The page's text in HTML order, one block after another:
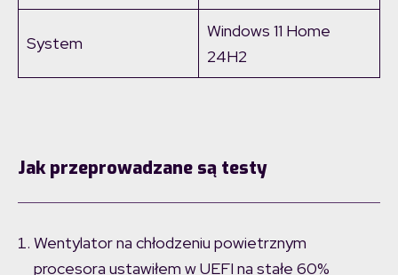
System
Windows 11 Home
24H2
Jak przeprowadzane są testy
Wentylator na chłodzeniu powietrznym
procesora ustawiłem w UEFI na stałe 60%